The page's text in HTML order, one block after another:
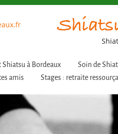
à Bordeaux Soin de
amis Stages : retraite